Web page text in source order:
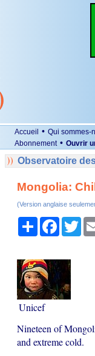
Accueil • Qui sommes-
Abonnement • Ouvrir
Observatoire
Mongolia:
(Version anglaise
Partager
Unicef
Nineteen of
and extreme cold.